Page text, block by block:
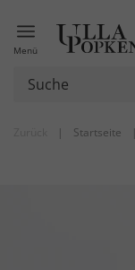
Menü
| Startseite |